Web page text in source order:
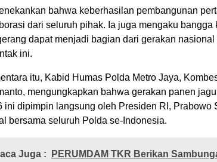
bahwa keberhasilan pembangunan
dari seluruh pihak. Ia juga mengaku bangga
dapat menjadi bagian dari gerakan
ini.
itu, Kabid Humas Polda Metro Jaya,
mengungkapkan bahwa gerakan panen
ini dipimpin langsung oleh Presiden RI, Prabowo
bersama seluruh Polda se-Indonesia.
Juga :
PERUMDAM TKR Berikan